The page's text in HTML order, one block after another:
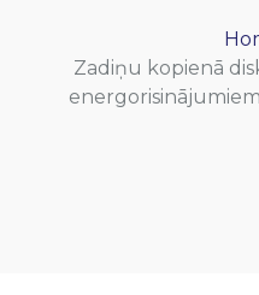
Zadiņu kopienā